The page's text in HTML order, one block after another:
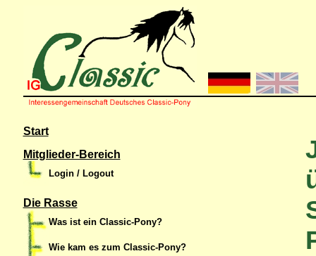
Start
Mitglieder-Bereich
Login / Logout
Die Rasse
Was ist ein Classic-Pony?
Wie kam es zum Classic-Pony?